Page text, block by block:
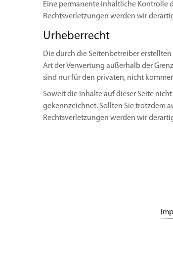
Eine permanente inhaltliche Kontrolle
Rechtsverletzungen werden wir
Urheberrecht
Die durch die Seitenbetreiber
Art der Verwertung außerhalb der
sind nur für den privaten, nicht
Soweit die Inhalte auf dieser Seite
gekennzeichnet. Sollten Sie trotzdem
Rechtsverletzungen werden wir